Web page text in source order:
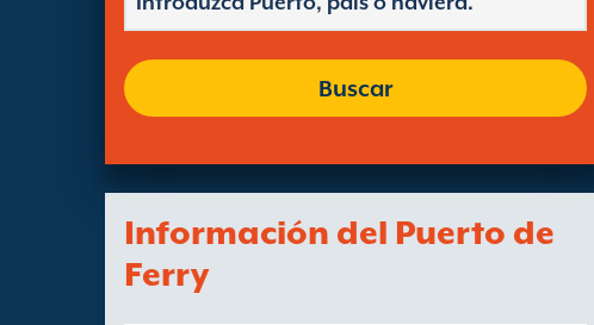
Buscar
Información del Puerto de
Ferry